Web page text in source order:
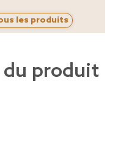
les produits
du produit